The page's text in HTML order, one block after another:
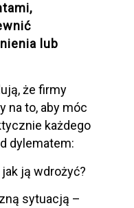
lub
że firmy
na to, aby móc
każdego
dylematem:
ją wdrożyć?
sytuacją –